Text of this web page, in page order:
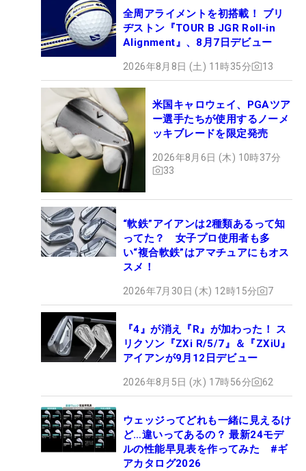
全周アライメントを初搭載！ ブリ
ヂストン『TOUR B JGR Roll-in
Alignment』、8月7日デビュー
2026年8月8日 (土) 11時35分 13
米国キャロウェイ、PGAツア
ー選手たちが使用するノーメ
ッキブレードを限定発売
2026年8月6日 (木) 10時37分
33
“軟鉄”アイアンは2種類あるって知
ってた？ 女子プロ使用者も多
い“複合軟鉄”はアマチュアにもオス
スメ！
2026年7月30日 (木) 12時15分 7
『4』が消え『R』が加わった！ ス
リクソン『ZXi R/5/7』＆『ZXiU』
アイアンが9月12日デビュー
2026年8月5日 (水) 17時56分 62
ウェッジってどれも一緒に見えるけ
ど…違いってあるの？ 最新24モデ
ルの性能早見表を作ってみた #ギ
アカタログ2026